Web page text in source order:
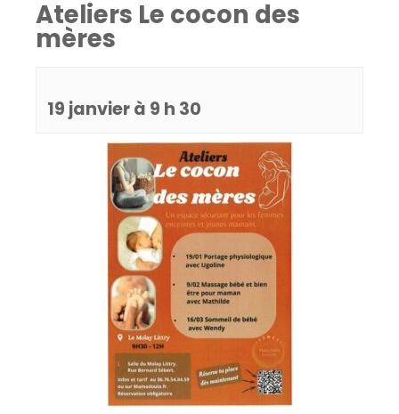
Ateliers Le cocon des
mères
19 janvier à 9 h 30